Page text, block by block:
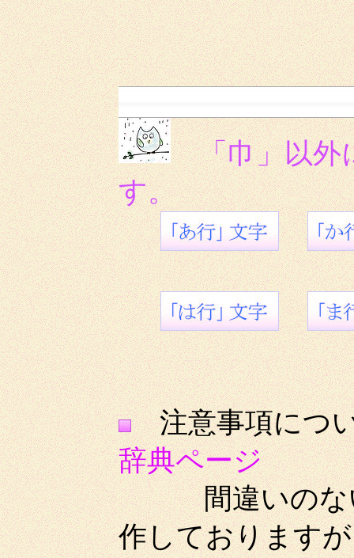
「巾」以外
す。
注意事項
辞典ページ
間違いのない
作しております